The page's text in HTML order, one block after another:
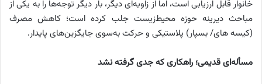
خانوار قابل ارزیابی است، اما از زاویه‌ای دیگر، بار دیگر توجه‌ها را به یکی از
مباحث دیرینه حوزه محیط‌زیست جلب کرده است؛ کاهش مصرف
(کیسه های/ بسپار) پلاستیکی و حرکت به‌سوی جایگزین‌های پایدار.
مسأله‌ای قدیمی؛ راهکاری که جدی گرفته نشد